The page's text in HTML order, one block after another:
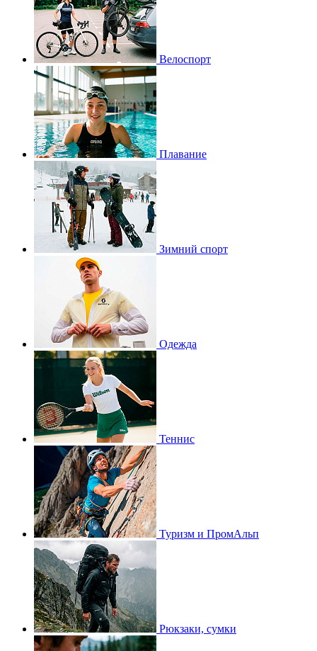
Велоспорт
Плавание
Зимний спорт
Одежда
Теннис
Туризм и ПромАльп
Рюкзаки, сумки